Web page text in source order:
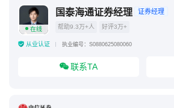
在线
国泰海通证券经理 证券经理
帮助9.3万+人 好评3万+
从业认证 执业编号：S0880625080060
联系TA